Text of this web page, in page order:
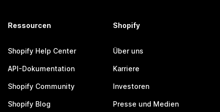
Ressourcen
Shopify Help Center
API-Dokumentation
Shopify Community
Shopify Blog
Shopify
Über uns
Karriere
Investoren
Presse und Medien